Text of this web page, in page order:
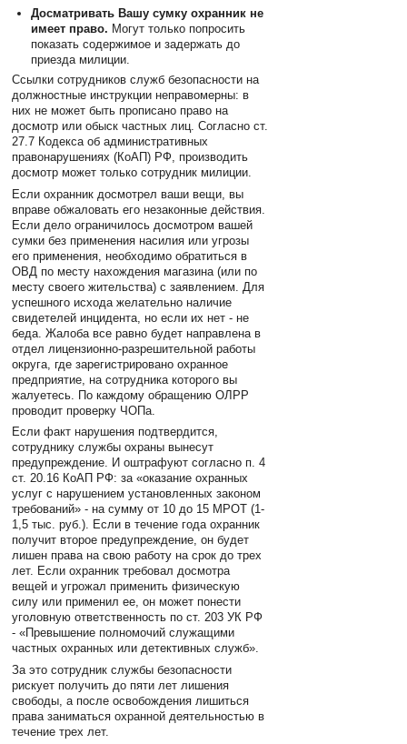
Досматривать Вашу сумку охранник не
имеет право. Могут только попросить
показать содержимое и задержать до
приезда милиции.
Ссылки сотрудников служб безопасности на
должностные инструкции неправомерны: в
них не может быть прописано право на
досмотр или обыск частных лиц. Согласно ст.
27.7 Кодекса об административных
правонарушениях (КоАП) РФ, производить
досмотр может только сотрудник милиции.
Если охранник досмотрел ваши вещи, вы
вправе обжаловать его незаконные действия.
Если дело ограничилось досмотром вашей
сумки без применения насилия или угрозы
его применения, необходимо обратиться в
ОВД по месту нахождения магазина (или по
месту своего жительства) с заявлением. Для
успешного исхода желательно наличие
свидетелей инцидента, но если их нет - не
беда. Жалоба все равно будет направлена в
отдел лицензионно-разрешительной работы
округа, где зарегистрировано охранное
предприятие, на сотрудника которого вы
жалуетесь. По каждому обращению ОЛРР
проводит проверку ЧОПа.
Если факт нарушения подтвердится,
сотруднику службы охраны вынесут
предупреждение. И оштрафуют согласно п. 4
ст. 20.16 КоАП РФ: за «оказание охранных
услуг с нарушением установленных законом
требований» - на сумму от 10 до 15 МРОТ (1-
1,5 тыс. руб.). Если в течение года охранник
получит второе предупреждение, он будет
лишен права на свою работу на срок до трех
лет. Если охранник требовал досмотра
вещей и угрожал применить физическую
силу или применил ее, он может понести
уголовную ответственность по ст. 203 УК РФ
- «Превышение полномочий служащими
частных охранных или детективных служб».
За это сотрудник службы безопасности
рискует получить до пяти лет лишения
свободы, а после освобождения лишиться
права заниматься охранной деятельностью в
течение трех лет.